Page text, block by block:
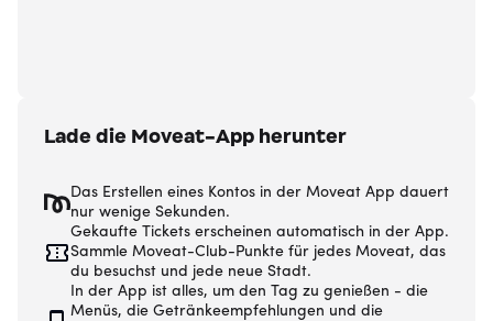
Lade die Moveat-App herunter
Das Erstellen eines Kontos in der Moveat App dauert
nur wenige Sekunden.
Gekaufte Tickets erscheinen automatisch in der App.
Sammle Moveat-Club-Punkte für jedes Moveat, das
du besuchst und jede neue Stadt.
In der App ist alles, um den Tag zu genießen - die
Menüs, die Getränkeempfehlungen und die